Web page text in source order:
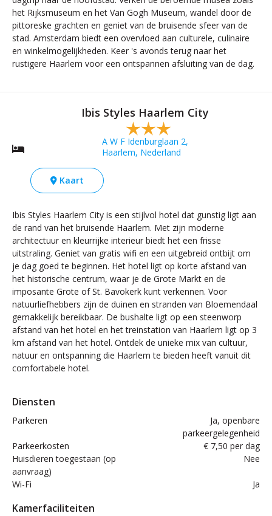
het Rijksmuseum en het Van Gogh Museum, wandel door de
pittoreske grachten en geniet van de bruisende sfeer van de
stad. Amsterdam biedt een overvloed aan culturele, culinaire
en winkelmogelijkheden. Keer 's avonds terug naar het
rustigere Haarlem voor een ontspannen afsluiting van de dag.
Ibis Styles Haarlem City
A W F Idenburglaan 2,
Haarlem, Nederland
Kaart
Ibis Styles Haarlem City is een stijlvol hotel dat gunstig ligt aan
de rand van het bruisende Haarlem. Met zijn moderne
architectuur en kleurrijke interieur biedt het een frisse
uitstraling. Geniet van gratis wifi en een uitgebreid ontbijt om
je dag goed te beginnen. Het hotel ligt op korte afstand van
het historische centrum, waar je de Grote Markt en de
imposante Grote of St. Bavokerk kunt verkennen. Voor
natuurliefhebbers zijn de duinen en stranden van Bloemendaal
gemakkelijk bereikbaar. De bushalte ligt op een steenworp
afstand van het hotel en het treinstation van Haarlem ligt op 3
km afstand van het hotel. Ontdek de unieke mix van cultuur,
natuur en ontspanning die Haarlem te bieden heeft vanuit dit
comfortabele hotel.
Diensten
Parkeren
Ja, openbare
parkeergelegenheid
Parkeerkosten
€ 7,50 per dag
Huisdieren toegestaan (op
aanvraag)
Nee
Wi-Fi Ja
Kamerfaciliteiten